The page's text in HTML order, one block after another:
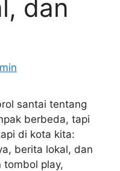
dan
santai tentang
berbeda, tapi
di kota kita:
berita lokal, dan
tombol play,